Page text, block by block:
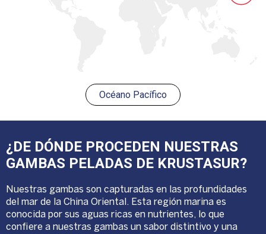
Océano Pacífico
¿DE DÓNDE PROCEDEN NUESTRAS
GAMBAS PELADAS DE KRUSTASUR?
Nuestras gambas son capturadas en las profundidades
del mar de la China Oriental. Esta región marina es
conocida por sus aguas ricas en nutrientes, lo que
confiere a nuestras gambas un sabor distintivo y una